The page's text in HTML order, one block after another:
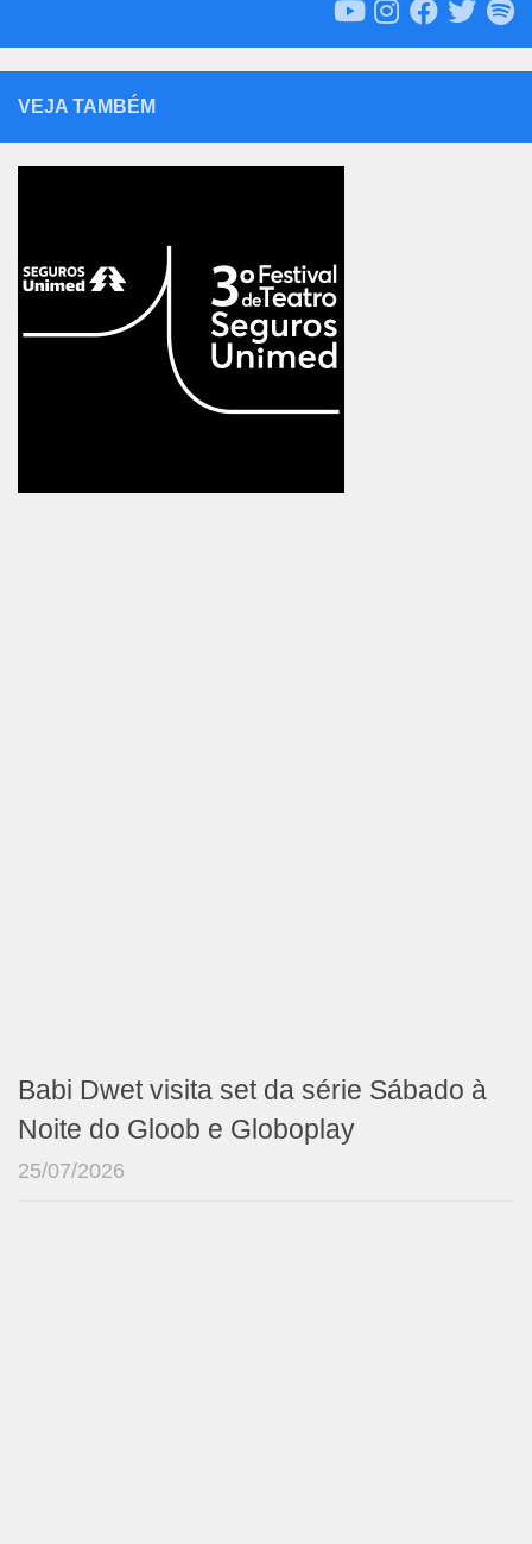
VEJA TAMBÉM
Babi Dwet visita set da série Sábado à
Noite do Gloob e Globoplay
25/07/2026